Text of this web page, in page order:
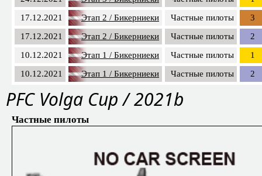
17.12.2021
Этап 2 / Бикерниеки Частные пилоты
3
17.12.2021
Этап 2 / Бикерниеки Частные пилоты
2
10.12.2021
Этап 1 / Бикерниеки Частные пилоты
1
10.12.2021
Этап 1 / Бикерниеки Частные пилоты 2
PFС Volga Cup / 2021b
Частные пилоты